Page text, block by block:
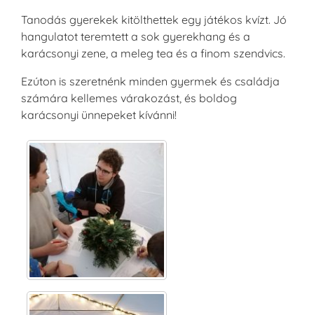
Tanodás gyerekek kitölthettek egy játékos kvízt. Jó
hangulatot teremtett a sok gyerekhang és a
karácsonyi zene, a meleg tea és a finom szendvics.
Ezúton is szeretnénk minden gyermek és családja
számára kellemes várakozást, és boldog
karácsonyi ünnepeket kívánni!